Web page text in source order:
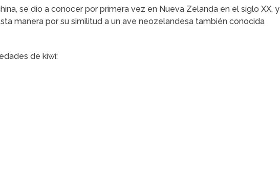
se dio a conocer por primera vez en Nueva Zelanda en el siglo XX, y
manera por su similitud a un ave neozelandesa también conocida
de kiwi: